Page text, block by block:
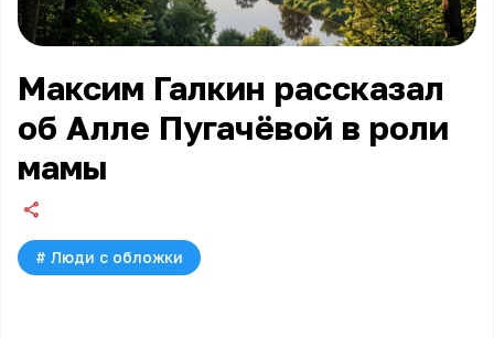
Максим Галкин рассказал
об Алле Пугачёвой в роли
мамы
# Люди с обложки